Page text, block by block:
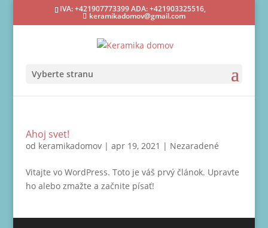
IVA: +421907773399 ADA: +421903325516,
keramikadomov@gmail.com
Vyberte stranu
Ahoj svet!
od keramikadomov| apr 19, 2021 | Nezaradené
Vitajte vo WordPress. Toto je váš prvý článok. Upravte
ho alebo zmažte a začnite písať!